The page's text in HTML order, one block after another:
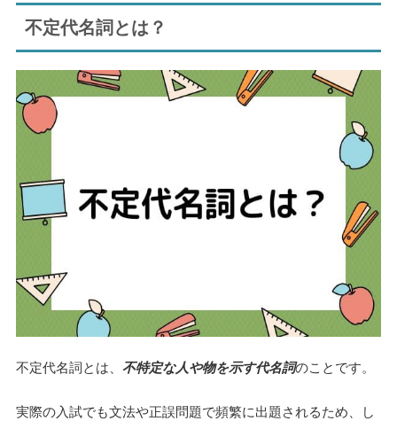
不定代名詞とは？
不定代名詞とは、 不特定な人や物を示す代名詞のことです。
実際の入試でも文法や正誤問題で頻繁に出題されるため、し